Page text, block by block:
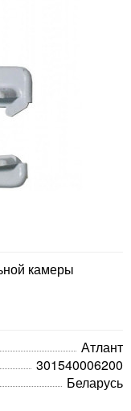
камеры
Атлант
301540006200
Беларусь